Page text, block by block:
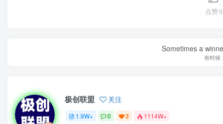
点赞0
Sometimes a
有时候
极创联盟 关注
1.9W+ 0 3 1114W+